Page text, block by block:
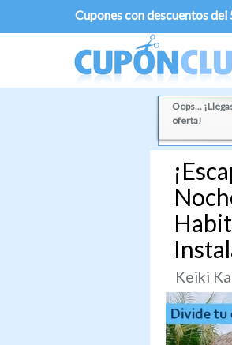
Cupones con descuentos
Oops...
oferta!
Keiki